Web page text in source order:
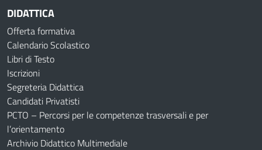
DIDATTICA
Offerta formativa
Calendario Scolastico
Libri di Testo
Iscrizioni
Segreteria Didattica
Candidati Privatisti
PCTO – Percorsi per le competenze trasversali e per
l’orientamento
Archivio Didattico Multimediale